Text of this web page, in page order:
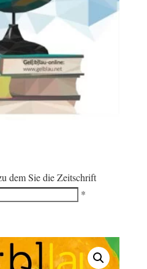
dem Sie die Zeitschrift
*